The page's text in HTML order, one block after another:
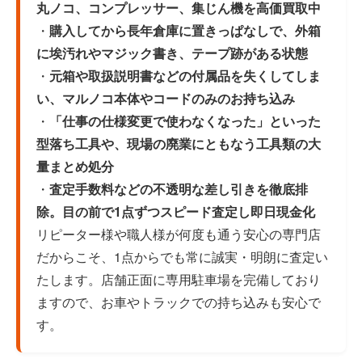
丸ノコ、コンプレッサー、集じん機を高価買取中
・ 購入してから長年倉庫に置きっぱなしで、外箱
に埃汚れやマジック書き、テープ跡がある状態
・ 元箱や取扱説明書などの付属品を失くしてしま
い、マルノコ本体やコードのみのお持ち込み
・
「仕事の仕様変更で使わなくなった」といった
型落ち工具や、現場の廃業にともなう工具類の大
量まとめ処分
・ 査定手数料などの不透明な差し引きを徹底排
除。目の前で1点ずつスピード査定し即日現金化
リピーター様や職人様が何度も通う安心の専門店
だからこそ、1点からでも常に誠実・明朗に査定い
たします。店舗正面に専用駐車場を完備しており
ますので、お車やトラックでの持ち込みも安心で
す。